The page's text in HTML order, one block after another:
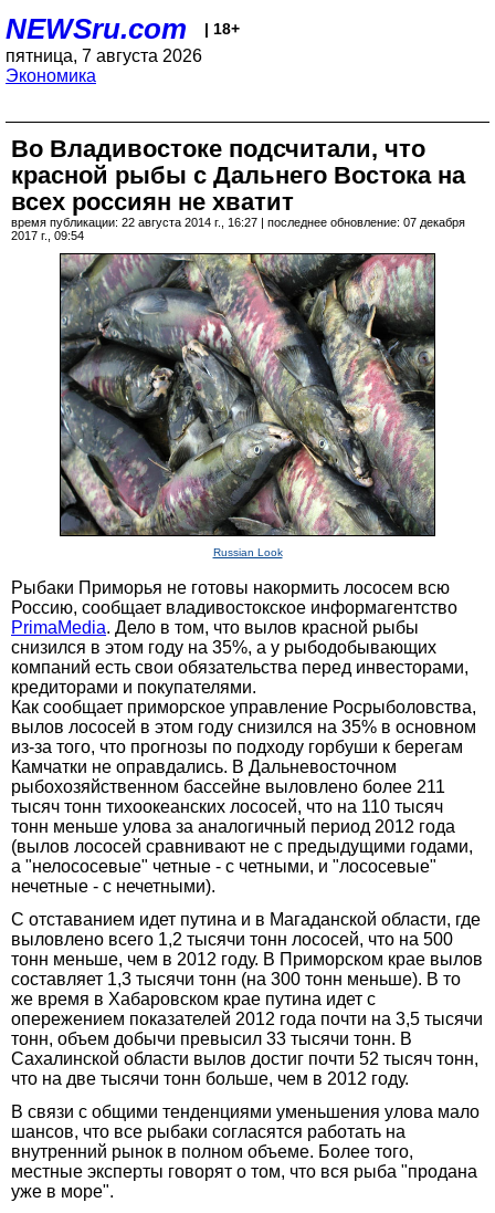
NEWSru.com | 18+
пятница, 7 августа 2026
Экономика
Во Владивостоке подсчитали, что
красной рыбы с Дальнего Востока на
всех россиян не хватит
время публикации: 22 августа 2014 г., 16:27 | последнее обновление: 07 декабря
2017 г., 09:54
Russian Look
Рыбаки Приморья не готовы накормить лососем всю
Россию, сообщает владивостокское информагентство
PrimaMedia. Дело в том, что вылов красной рыбы
снизился в этом году на 35%, а у рыбодобывающих
компаний есть свои обязательства перед инвесторами,
кредиторами и покупателями.
Как сообщает приморское управление Росрыболовства,
вылов лососей в этом году снизился на 35% в основном
из-за того, что прогнозы по подходу горбуши к берегам
Камчатки не оправдались. В Дальневосточном
рыбохозяйственном бассейне выловлено более 211
тысяч тонн тихоокеанских лососей, что на 110 тысяч
тонн меньше улова за аналогичный период 2012 года
(вылов лососей сравнивают не с предыдущими годами,
а "нелососевые" четные - с четными, и "лососевые"
нечетные - с нечетными).
С отставанием идет путина и в Магаданской области, где
выловлено всего 1,2 тысячи тонн лососей, что на 500
тонн меньше, чем в 2012 году. В Приморском крае вылов
составляет 1,3 тысячи тонн (на 300 тонн меньше). В то
же время в Хабаровском крае путина идет с
опережением показателей 2012 года почти на 3,5 тысячи
тонн, объем добычи превысил 33 тысячи тонн. В
Сахалинской области вылов достиг почти 52 тысяч тонн,
что на две тысячи тонн больше, чем в 2012 году.
В связи с общими тенденциями уменьшения улова мало
шансов, что все рыбаки согласятся работать на
внутренний рынок в полном объеме. Более того,
местные эксперты говорят о том, что вся рыба "продана
уже в море".